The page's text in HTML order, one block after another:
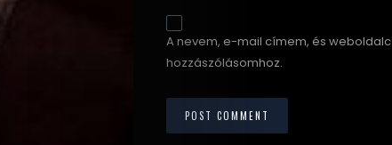
A nevem, e-mail címem, és
hozzászólásomhoz.